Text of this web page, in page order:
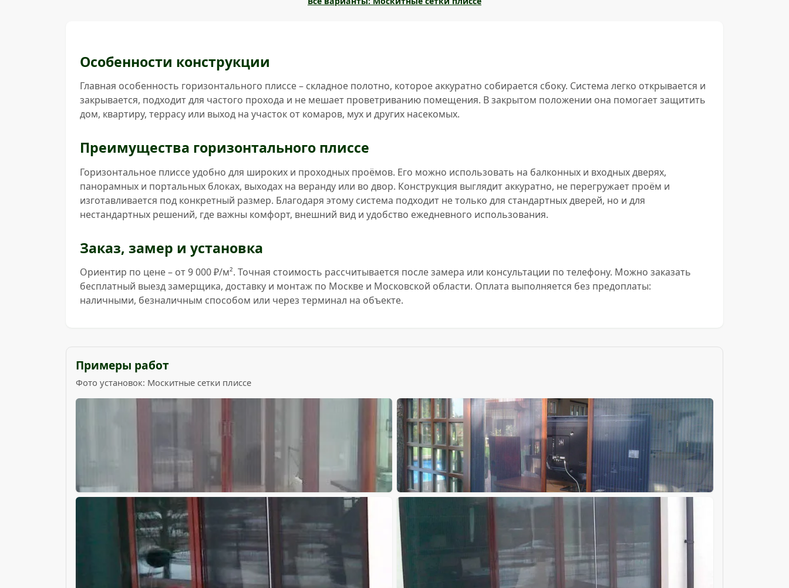
Особенности конструкции
Главная особенность горизонтального плиссе – складное полотно, которое аккуратно собирается сбоку. Система легко открывается и
закрывается, подходит для частого прохода и не мешает проветриванию помещения. В закрытом положении она помогает защитить
дом, квартиру, террасу или выход на участок от комаров, мух и других насекомых.
Преимущества горизонтального плиссе
Горизонтальное плиссе удобно для широких и проходных проёмов. Его можно использовать на балконных и входных дверях,
панорамных и портальных блоках, выходах на веранду или во двор. Конструкция выглядит аккуратно, не перегружает проём и
изготавливается под конкретный размер. Благодаря этому система подходит не только для стандартных дверей, но и для
нестандартных решений, где важны комфорт, внешний вид и удобство ежедневного использования.
Заказ, замер и установка
Ориентир по цене – от 9 000 ₽/м². Точная стоимость рассчитывается после замера или консультации по телефону. Можно заказать
бесплатный выезд замерщика, доставку и монтаж по Москве и Московской области. Оплата выполняется без предоплаты:
наличными, безналичным способом или через терминал на объекте.
Примеры работ
Фото установок: Москитные сетки плиссе